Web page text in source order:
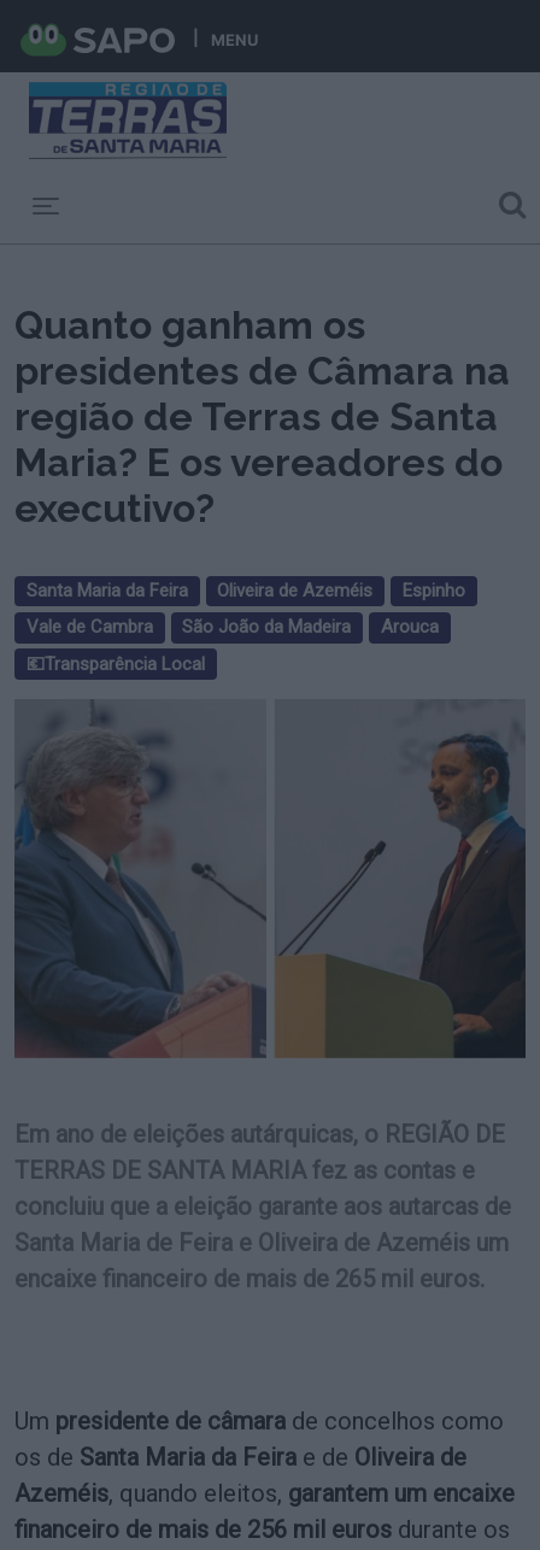
MENU
Quanto ganham os
presidentes de Câmara na
região de Terras de Santa
Maria? E os vereadores do
executivo?
Santa Maria da Feira Oliveira de Azeméis
Espinho
Vale de Cambra
São João da Madeira
Arouca
💶Transparência Local
Em ano de eleições autárquicas, o REGIÃO DE
TERRAS DE SANTA MARIA fez as contas e
concluiu que a eleição garante aos autarcas de
Santa Maria de Feira e Oliveira de Azeméis um
encaixe financeiro de mais de 265 mil euros.
​​​​​​Um presidente de câmara de concelhos como
os de Santa Maria da Feira e de Oliveira de
Azeméis, quando eleitos, garantem um encaixe
financeiro de mais de 256 mil euros durante os